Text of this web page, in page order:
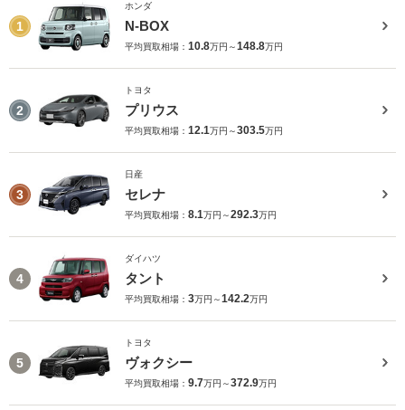
1
ホンダ
N-BOX
平均買取相場： 10.8万円～148.8万円
2
トヨタ
プリウス
平均買取相場： 12.1万円～303.5万円
3
日産
セレナ
平均買取相場： 8.1万円～292.3万円
4
ダイハツ
タント
平均買取相場： 3万円～142.2万円
5
トヨタ
ヴォクシー
平均買取相場： 9.7万円～372.9万円